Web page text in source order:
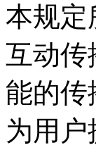
本规定
互动传
能的传
为用